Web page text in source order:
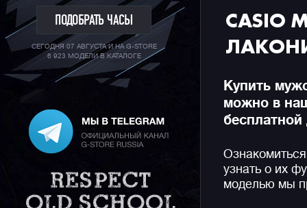
ПОДОБРАТЬ ЧАСЫ
СЕГОДНЯ 07 АВГУСТА И НА G-STORE
6 923 МОДЕЛИ В КАТАЛОГЕ
CASIO
Купить
можно в
узнать о их
моделью мы